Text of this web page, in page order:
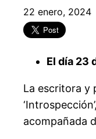
22 enero, 2024
El día 23
La escritora y
acompañada